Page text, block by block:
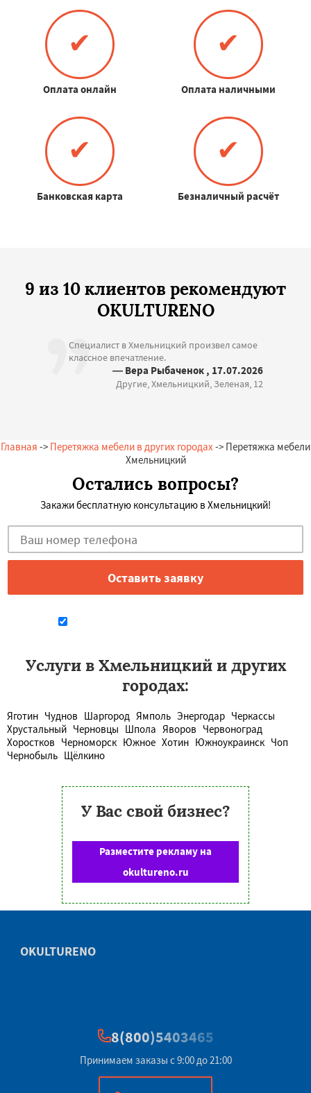
✔
Оплата онлайн
✔
Оплата наличными
✔
Банковская карта
✔
Безналичный расчёт
9 из 10 клиентов рекомендуют
OKULTURENO
Специалист в Хмельницкий произвел самое
классное впечатление.
— Вера Рыбаченок , 17.07.2026
Другие, Хмельницкий, Зеленая, 12
Главная -> Перетяжка мебели в других городах-> Перетяжка мебели
Хмельницкий
Остались вопросы?
Закажи бесплатную консультацию в Хмельницкий!
Услуги в Хмельницкий и других
городах:
Яготин Чуднов Шаргород Ямполь Энергодар Черкассы
Хрустальный Черновцы Шпола Яворов Червоноград
Хоростков Черноморск Южное Хотин Южноукраинск Чоп
Чернобыль Щёлкино
У Вас свой бизнес?
Разместите рекламу на
okultureno.ru
OKULTURENO
8(800)5403465
Принимаем заказы с 9:00 до 21:00